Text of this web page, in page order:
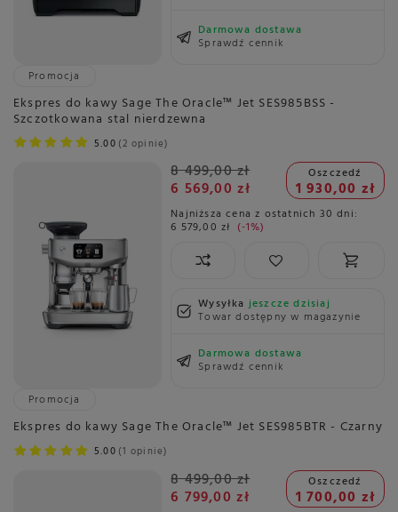
Darmowa dostawa
Sprawdź cennik
Promocja
Ekspres do kawy Sage The Oracle™ Jet SES985BSS -
Szczotkowana stal nierdzewna
5.00 2 opinie
8 499,00 zł
6 569,00 zł
Oszczedź
1 930,00 zł
Najniższa cena z ostatnich 30 dni:
6 579,00 zł -1%
Wysyłkajeszcze dzisiaj
Towar dostępny w magazynie
Darmowa dostawa
Sprawdź cennik
Promocja
Ekspres do kawy Sage The Oracle™ Jet SES985BTR - Czarny
5.00 1 opinie
8 499,00 zł
6 799,00 zł
Oszczedź
1 700,00 zł